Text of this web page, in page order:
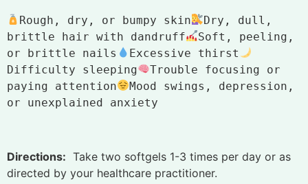
Rough, dry, or bumpy skin
Dry, dull,
brittle hair with dandruff
Soft, peeling,
or brittle nails
Excessive thirst
Difficulty sleeping
Trouble focusing or
paying attention
Mood swings, depression,
or unexplained anxiety
Directions: Take two softgels 1-3 times per day or as
directed by your healthcare practitioner.